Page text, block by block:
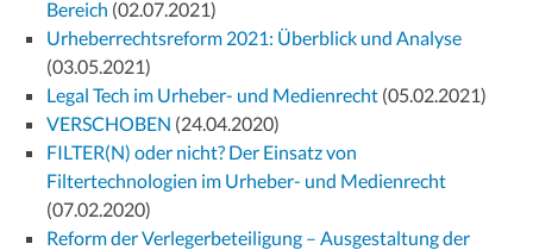
Bereich (02.07.2021)
Urheberrechtsreform 2021: Überblick und Analyse
(03.05.2021)
Legal Tech im Urheber- und Medienrecht (05.02.2021)
VERSCHOBEN (24.04.2020)
FILTER(N) oder nicht? Der Einsatz von
Filtertechnologien im Urheber- und Medienrecht
(07.02.2020)
Reform der Verlegerbeteiligung – Ausgestaltung der